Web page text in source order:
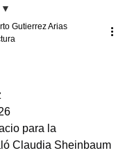
Gutierrez Arias
para la
Claudia Sheinbaum